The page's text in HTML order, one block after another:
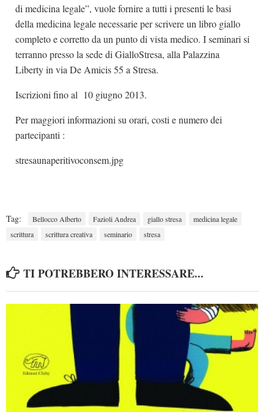
di medicina legale”, vuole fornire a tutti i presenti le basi
della medicina legale necessarie per scrivere un libro giallo
completo e corretto da un punto di vista medico. I seminari si
terranno presso la sede di GialloStresa, alla Palazzina
Liberty in via De Amicis 55 a Stresa.
Iscrizioni fino al 10 giugno 2013.
Per maggiori informazioni su orari, costi e numero dei
partecipanti :
stresaunaperitivoconsem.jpg
Tag: Bellocco Alberto Fazioli Andrea giallo stresa
medicina legale
scrittura
scrittura creativa seminario stresa
TI POTREBBERO INTERESSARE...